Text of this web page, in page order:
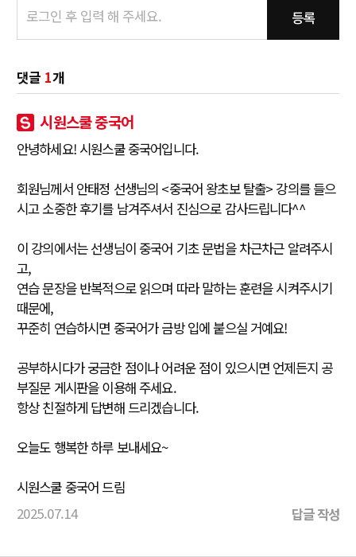
등록
댓글 1개
시원스쿨 중국어
안녕하세요! 시원스쿨 중국어입니다.
회원님께서 안태정 선생님의 <중국어 왕초보 탈출> 강의를 들으
시고 소중한 후기를 남겨주셔서 진심으로 감사드립니다^^
이 강의에서는 선생님이 중국어 기초 문법을 차근차근 알려주시
고,
연습 문장을 반복적으로 읽으며 따라 말하는 훈련을 시켜주시기
때문에,
꾸준히 연습하시면 중국어가 금방 입에 붙으실 거예요!
공부하시다가 궁금한 점이나 어려운 점이 있으시면 언제든지 공
부질문 게시판을 이용해 주세요.
항상 친절하게 답변해 드리겠습니다.
오늘도 행복한 하루 보내세요~
시원스쿨 중국어 드림
2025.07.14
답글 작성